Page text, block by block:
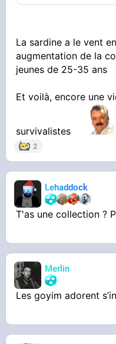
La sardine a le vent
augmentation de la
jeunes de 25-35 ans
Et voilà, encore une
survivalistes
2
Lehaddock
T'as une collection ?
Merlin
Les goyim adorent